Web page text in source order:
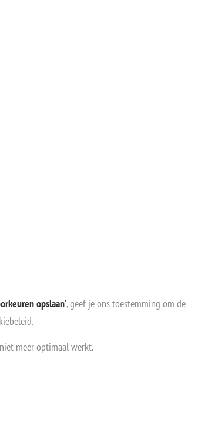
opslaan’, geef je ons toestemming om de
meer optimaal werkt.